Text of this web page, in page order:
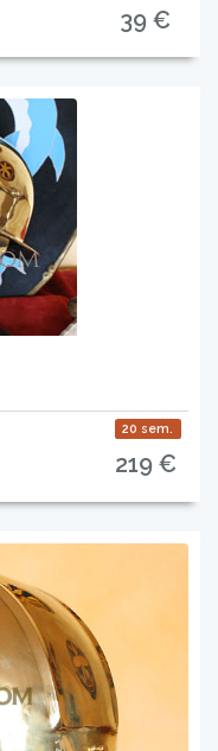
39 €
20 sem.
219 €